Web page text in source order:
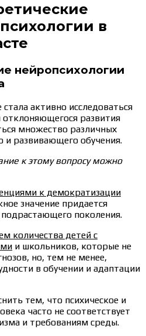
в
нейропсихологии
активно исследоваться
развития
множество различных
и развивающего обучения.
к этому вопросу можно
к демократизации
значение придается
поколения.
количества детей с
и школьников, которые не
но, тем не менее,
в обучении и адаптации
тем, что психическое и
часто не соответствует
и требованиям среды.